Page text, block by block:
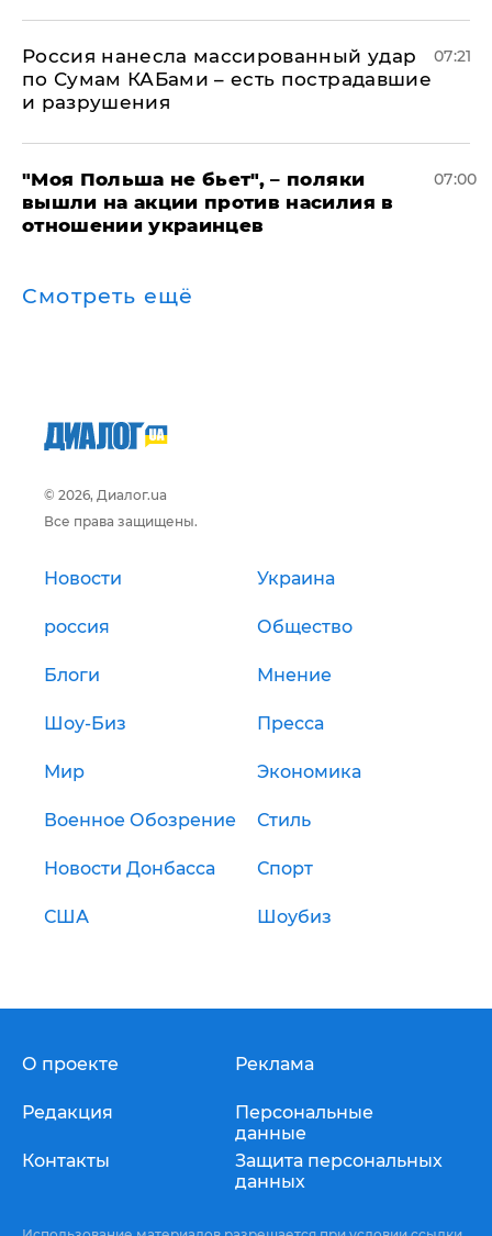
Россия нанесла массированный удар
по Сумам КАБами – есть пострадавшие
и разрушения
07:21
"Моя Польша не бьет", – поляки
вышли на акции против насилия в
отношении украинцев
07:00
Смотреть ещё
© 2026, Диалог.ua
Все права защищены.
Новости Украина
россия Общество
Блоги Мнение
Шоу-Биз Пресса
Мир Экономика
Военное Обозрение Стиль
Новости Донбасса Спорт
США Шоубиз
О проекте
Редакция
Контакты
Реклама
Персональные
данные
Защита персональных
данных